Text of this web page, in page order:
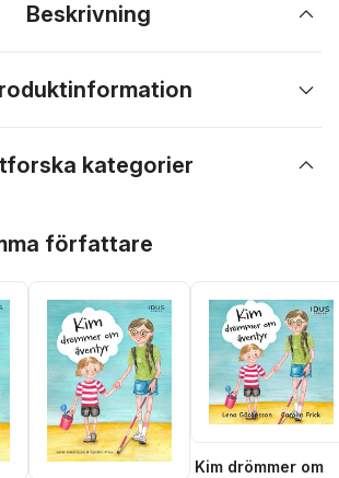
Beskrivning
kategorier
författare
Kim drömmer om